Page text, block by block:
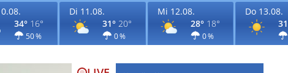
34° 16°
50 %
Di 11.08.
31° 20°
0 %
Mi 12.08.
28° 18°
0 %
Do 13.08.